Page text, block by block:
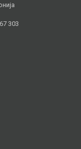
303